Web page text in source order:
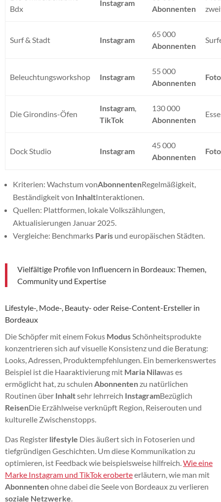
Bdx
Instagram
Abonnenten
Surf & Stadt Instagram
65 000
Abonnenten
Beleuchtungsworkshop Instagram
55 000
Abonnenten
Die Girondins-Öfen
Instagram,
TikTok
130 000
Abonnenten
Dock Studio Instagram
45 000
Abonnenten
Kriterien: Wachstum vonAbonnentenRegelmäßigkeit,
Beständigkeit von InhaltInteraktionen.
Quellen: Plattformen, lokale Volkszählungen,
Aktualisierungen Januar 2025.
Vergleiche: Benchmarks Paris und europäischen Städten.
Vielfältige Profile von Influencern in Bordeaux: Themen,
Community und Expertise
Lifestyle-, Mode-, Beauty- oder Reise-Content-Ersteller in
Bordeaux
Die Schöpfer mit einem Fokus ModusSchönheitsprodukte
konzentrieren sich auf visuelle Konsistenz und die Beratung:
Looks, Adressen, Produktempfehlungen. Ein bemerkenswertes
Beispiel ist die Haaraktivierung mit Maria Nilawas es
ermöglicht hat, zu schulen Abonnentenzu natürlichen
Routinen über Inhaltsehr lehrreich InstagramBezüglich
ReisenDie Erzählweise verknüpft Region, Reiserouten und
kulturelle Zwischenstopps.
Das Register lifestyle Dies äußert sich in Fotoserien und
tiefgründigen Geschichten. Um diese Kommunikation zu
optimieren, ist Feedback wie beispielsweise hilfreich.Wie eine
Marke Instagram und TikTok eroberteerläutern, wie man mit
Abonnentenohne dabei die Seele von Bordeaux zu verlieren
soziale Netzwerke.